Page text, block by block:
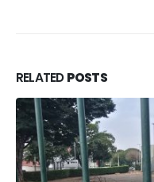
RELATEDPOSTS